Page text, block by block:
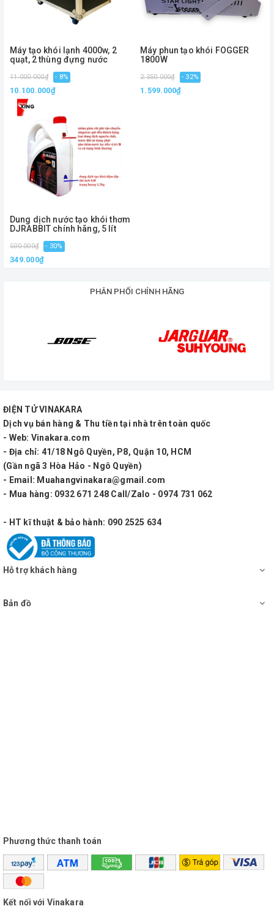
Máy tạo khói lạnh 4000w, 2
quạt, 2 thùng đựng nước
11.000.000₫ - 8%
10.100.000₫
Máy phun tạo khói FOGGER
1800W
2.350.000₫ - 32%
1.599.000₫
Dung dịch nước tạo khói thơm
DJRABBIT chính hãng, 5 lít
500.000₫ - 30%
349.000₫
PHÂN PHỐI CHÍNH HÃNG
ĐIỆN TỬ VINAKARA
Dịch vụ bán hàng & Thu tiền tại nhà trên toàn quốc
- Web: Vinakara.com
- Địa chỉ: 41/18 Ngô Quyền, P8, Quận 10, HCM
(Gần ngã 3 Hòa Hảo - Ngô Quyền)
- Email: Muahangvinakara@gmail.com
- Mua hàng: 0932 671 248 Call/Zalo - 0974 731 062
- HT kĩ thuật & bảo hành: 090 2525 634
Hỗ trợ khách hàng
Bản đồ
Phương thức thanh toán
Kết nối với Vinakara